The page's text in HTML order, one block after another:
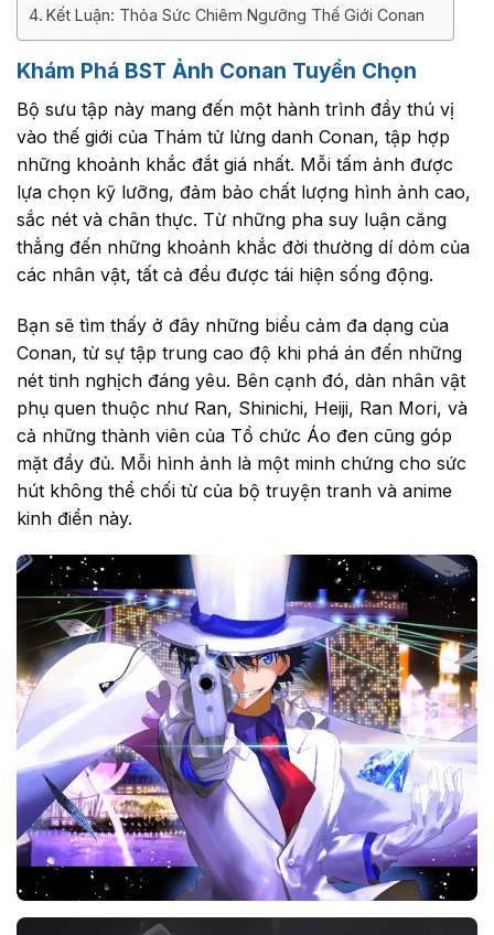
Kết Luận: Thỏa Sức Chiêm Ngưỡng Thế Giới Conan
Khám Phá BST Ảnh Conan Tuyển Chọn
Bộ sưu tập này mang đến một hành trình đầy thú vị
vào thế giới của Thám tử lừng danh Conan, tập hợp
những khoảnh khắc đắt giá nhất. Mỗi tấm ảnh được
lựa chọn kỹ lưỡng, đảm bảo chất lượng hình ảnh cao,
sắc nét và chân thực. Từ những pha suy luận căng
thẳng đến những khoảnh khắc đời thường dí dỏm của
các nhân vật, tất cả đều được tái hiện sống động.
Bạn sẽ tìm thấy ở đây những biểu cảm đa dạng của
Conan, từ sự tập trung cao độ khi phá án đến những
nét tinh nghịch đáng yêu. Bên cạnh đó, dàn nhân vật
phụ quen thuộc như Ran, Shinichi, Heiji, Ran Mori, và
cả những thành viên của Tổ chức Áo đen cũng góp
mặt đầy đủ. Mỗi hình ảnh là một minh chứng cho sức
hút không thể chối từ của bộ truyện tranh và anime
kinh điển này.